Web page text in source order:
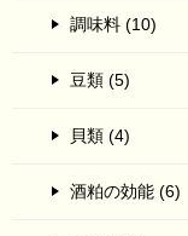
調味料 (10)
豆類 (5)
貝類 (4)
酒粕の効能 (6)